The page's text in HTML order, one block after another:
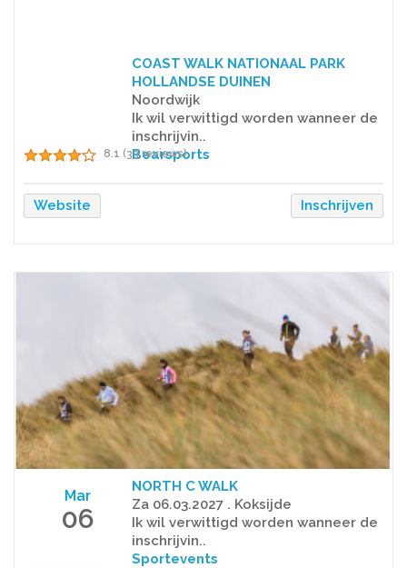
COAST WALK NATIONAAL PARK
HOLLANDSE DUINEN
Noordwijk
Ik wil verwittigd worden wanneer de
inschrijvin..
Bearsports
8.1 (33 reviews)
Website Inschrijven
Mar
06
NORTH C WALK
Za 06.03.2027 . Koksijde
Ik wil verwittigd worden wanneer de
inschrijvin..
Sportevents